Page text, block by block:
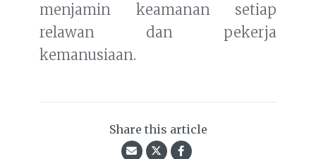
menjamin keamanan setiap
relawan dan pekerja
kemanusiaan.
Share this article